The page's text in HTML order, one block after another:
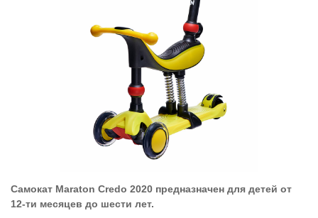
Самокат Maraton Credo 2020 предназначен для детей от
12-ти месяцев до шести лет.